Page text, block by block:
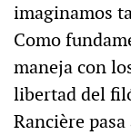
imaginamos
Como
maneja con
libertad del
Rancière